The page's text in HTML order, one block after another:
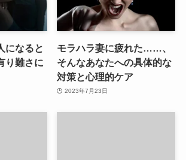
になると
り難さに
モラハラ妻に疲れた……、
そんなあなたへの具体的な
対策と心理的ケア
2023年7月23日